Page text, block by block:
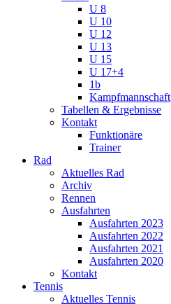
U 8
U 10
U 12
U 13
U 15
U 17+4
1b
Kampfmannschaft
Tabellen & Ergebnisse
Kontakt
Funktionäre
Trainer
Rad
Aktuelles Rad
Archiv
Rennen
Ausfahrten
Ausfahrten 2023
Ausfahrten 2022
Ausfahrten 2021
Ausfahrten 2020
Kontakt
Tennis
Aktuelles Tennis